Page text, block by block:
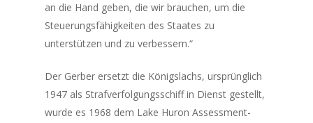
an die Hand geben, die wir brauchen, um die
Steuerungsfähigkeiten des Staates zu
unterstützen und zu verbessern.“
Der Gerber ersetzt die Königslachs,ursprünglich
1947 als Strafverfolgungsschiff in Dienst gestellt,
wurde es 1968 dem Lake Huron Assessment-